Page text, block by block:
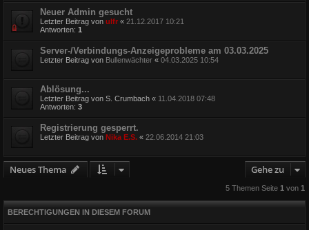
Neuer Admin gesucht
Letzter Beitrag von ulfr « 21.12.2017 10:21
Antworten: 1
Server-/Verbindungs-Anzeigeprobleme am 03.03.2025
Letzter Beitrag von Bullenwächter « 04.03.2025 10:54
Ablösung...
Letzter Beitrag von S. Crumbach « 11.04.2018 07:48
Antworten: 3
Registrierung gesperrt.
Letzter Beitrag von Nika E.S. « 22.06.2014 21:03
Neues Thema Gehe zu
5 Themen Seite 1 von 1
BERECHTIGUNGEN IN DIESEM FORUM